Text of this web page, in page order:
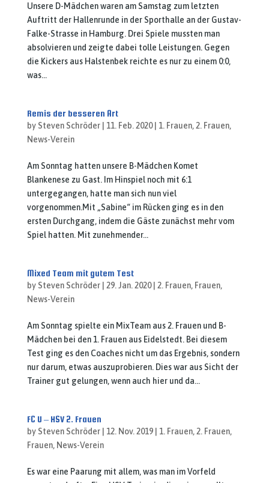
Unsere D-Mädchen waren am Samstag zum letzten
Auftritt der Hallenrunde in der Sporthalle an der Gustav-
Falke-Strasse in Hamburg. Drei Spiele mussten man
absolvieren und zeigte dabei tolle Leistungen. Gegen
die Kickers aus Halstenbek reichte es nur zu einem 0:0,
was...
Remis der besseren Art
by Steven Schröder| 11. Feb. 2020| 1. Frauen,2. Frauen,
News-Verein
Am Sonntag hatten unsere B-Mädchen Komet
Blankenese zu Gast. Im Hinspiel noch mit 6:1
untergegangen, hatte man sich nun viel
vorgenommen.Mit „Sabine“ im Rücken ging es in den
ersten Durchgang, indem die Gäste zunächst mehr vom
Spiel hatten. Mit zunehmender...
Mixed Team mit gutem Test
by Steven Schröder| 29. Jan. 2020| 2. Frauen, Frauen,
News-Verein
Am Sonntag spielte ein MixTeam aus 2. Frauen und B-
Mädchen bei den 1. Frauen aus Eidelstedt. Bei diesem
Test ging es den Coaches nicht um das Ergebnis, sondern
nur darum, etwas auszuprobieren. Dies war aus Sicht der
Trainer gut gelungen, wenn auch hier und da...
FC U – HSV 2. Frauen
by Steven Schröder| 12. Nov. 2019| 1. Frauen,2. Frauen,
Frauen, News-Verein
Es war eine Paarung mit allem, was man im Vorfeld